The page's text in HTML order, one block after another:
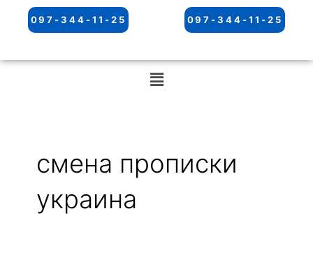
097-344-11-25 097-344-11-25
Меню
смена прописки
украина